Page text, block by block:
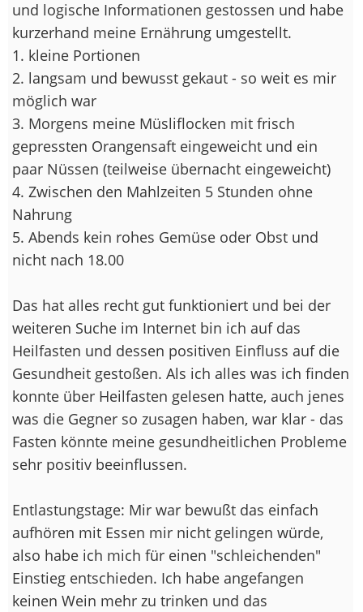
und logische Informationen gestossen und habe
kurzerhand meine Ernährung umgestellt.
1. kleine Portionen
2. langsam und bewusst gekaut - so weit es mir
möglich war
3. Morgens meine Müsliflocken mit frisch
gepressten Orangensaft eingeweicht und ein
paar Nüssen (teilweise übernacht eingeweicht)
4. Zwischen den Mahlzeiten 5 Stunden ohne
Nahrung
5. Abends kein rohes Gemüse oder Obst und
nicht nach 18.00
Das hat alles recht gut funktioniert und bei der
weiteren Suche im Internet bin ich auf das
Heilfasten und dessen positiven Einfluss auf die
Gesundheit gestoßen. Als ich alles was ich finden
konnte über Heilfasten gelesen hatte, auch jenes
was die Gegner so zusagen haben, war klar - das
Fasten könnte meine gesundheitlichen Probleme
sehr positiv beeinflussen.
Entlastungstage: Mir war bewußt das einfach
aufhören mit Essen mir nicht gelingen würde,
also habe ich mich für einen "schleichenden"
Einstieg entschieden. Ich habe angefangen
keinen Wein mehr zu trinken und das